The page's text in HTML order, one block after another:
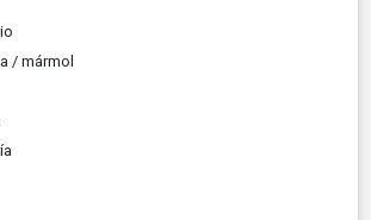
/ mármol